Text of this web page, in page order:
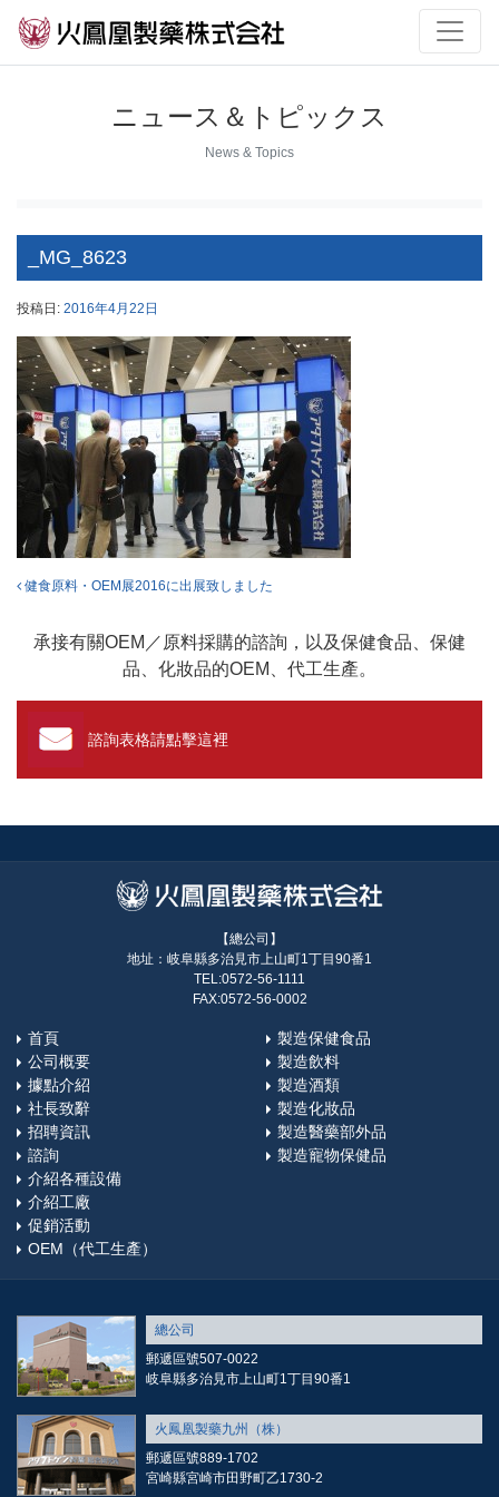
ニュース＆トピックス
News & Topics
_MG_8623
投稿日: 2016年4月22日
投稿ナビゲーション
健食原料・OEM展2016に出展致しました
承接有關OEM／原料採購的諮詢，以及保健食品、保健
品、化妝品的OEM、代工生產。
諮詢表格請點擊這裡
【總公司】
地址：岐阜縣多治見市上山町1丁目90番1
TEL:0572-56-1111
FAX:0572-56-0002
首頁
公司概要
據點介紹
社長致辭
招聘資訊
諮詢
製造保健食品
製造飲料
製造酒類
製造化妝品
製造醫藥部外品
製造寵物保健品
介紹各種設備
介紹工廠
促銷活動
OEM（代工生產）
總公司
郵遞區號507-0022
岐阜縣多治見市上山町1丁目90番1
火鳳凰製藥九州（株）
郵遞區號889-1702
宮崎縣宮崎市田野町乙1730-2